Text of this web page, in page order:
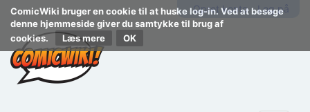
ComicWiki bruger en cookie til at huske log-in. Ved at besøge
denne hjemmeside giver du samtykke til brug af
cookies.
Læs mere
Opret konto Log på